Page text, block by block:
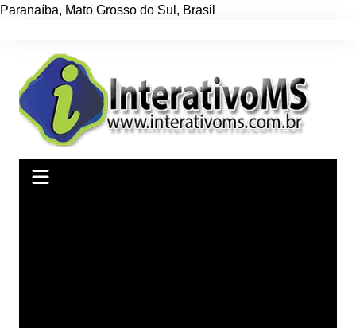
Paranaíba, Mato Grosso do Sul , Brasil
conteúdo